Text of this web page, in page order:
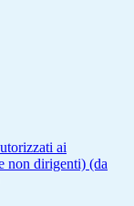
ai
non dirigenti) (da